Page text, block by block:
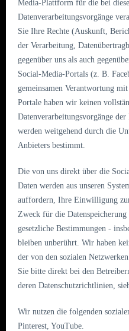
Media-Plattform für die bei
Datenverarbeitungsvorgänge
Sie Ihre Rechte (Auskunft,
der Verarbeitung,
gegenüber uns als auch
Social-Media-Portals (z. B.
gemeinsamen Verantwortung
Portale haben wir keinen
Datenverarbeitungsvorgänge
werden weitgehend durch die
Anbieters bestimmt.
Die von uns direkt über die
Daten werden aus unseren
auffordern, Ihre Einwilligung
Zweck für die
gesetzliche Bestimmungen -
bleiben unberührt. Wir haben
der von den sozialen
Sie bitte direkt bei den
deren Datenschutzrichtlinien,
Wir nutzen die folgenden
Pinterest, YouTube.